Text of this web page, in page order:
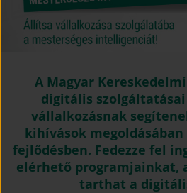
A Magyar
digitális
vállalkozásnak
kihívások megoldásában
fejlődésben. Fedezze fel
elérhető programjainkat,
tarthat a